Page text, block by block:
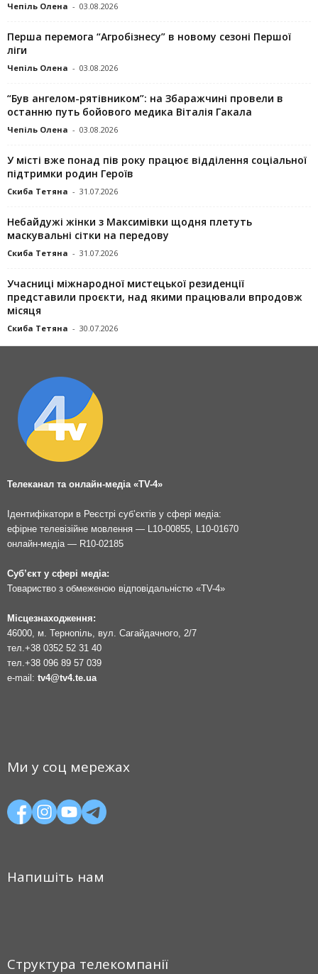
Чепіль Олена - 03.08.2026
Перша перемога “Агробізнесу” в новому сезоні Першої
ліги
Чепіль Олена - 03.08.2026
“Був ангелом-рятівником”: на Збаражчині провели в
останню путь бойового медика Віталія Гакала
Чепіль Олена - 03.08.2026
У місті вже понад пів року працює відділення соціальної
підтримки родин Героїв
Скиба Тетяна - 31.07.2026
Небайдужі жінки з Максимівки щодня плетуть
маскувальні сітки на передову
Скиба Тетяна - 31.07.2026
Учасниці міжнародної мистецької резиденції
представили проєкти, над якими працювали впродовж
місяця
Скиба Тетяна - 30.07.2026
Телеканал та онлайн-медіа «TV-4»
Ідентифікатори в Реєстрі суб’єктів у сфері медіа:
ефірне телевізійне мовлення — L10-00855, L10-01670
онлайн-медіа — R10-02185
Суб’єкт у сфері медіа:
Товариство з обмеженою відповідальністю «TV-4»
Місцезнаходження:
46000, м. Тернопіль, вул. Сагайдачного, 2/7
тел.+38 0352 52 31 40
тел.+38 096 89 57 039
e-mail: tv4@tv4.te.ua
Ми у соц мережах
Напишіть нам
Структура телекомпанії